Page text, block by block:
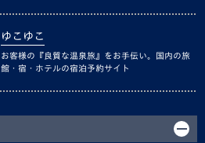
ゆこゆこ
お客様の『良質な温泉旅』をお手伝い。国内の旅
館・宿・ホテルの宿泊予約サイト